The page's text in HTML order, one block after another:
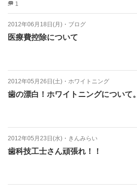
1
2012年06月18日(月) ・ ブログ
医療費控除について
2012年05月26日(土) ・ ホワイトニング
歯の漂白！ホワイトニングについて。
2012年05月23日(水) ・ きんみらい
歯科技工士さん頑張れ！！